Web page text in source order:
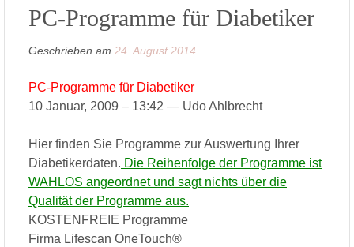
PC-Programme für Diabetiker
Geschrieben am 24. August 2014
PC-Programme für Diabetiker
10 Januar, 2009 – 13:42 — Udo Ahlbrecht
Hier finden Sie Programme zur Auswertung Ihrer
Diabetikerdaten. Die Reihenfolge der Programme ist
WAHLOS angeordnet und sagt nichts über die
Qualität der Programme aus.
KOSTENFREIE Programme
Firma Lifescan OneTouch®